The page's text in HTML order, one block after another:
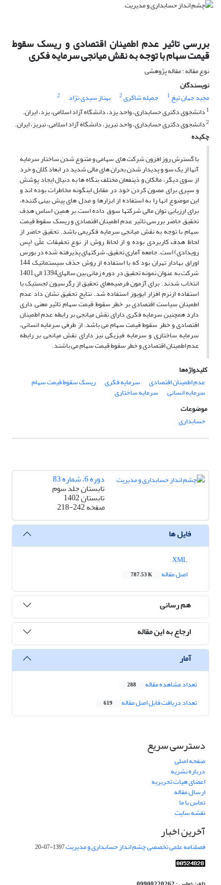
بررسی تاثیر عدم اطمینان اقتصادی و ریسک سقوط
قیمت سهام با توجه به نقش میانجی سرمایه فکری
نوع مقاله : مقاله پژوهشی
نویسندگان
مجید جهان تیغ 1 جمیله شاکری2 بهناز سیدی نژاد
2
1 دانشجوی دکتری حسابداری، واحد یزد، دانشگاه آزاد اسلامی، یزد، ایران.
2دانشجوی دکتری حسابداری، واحد تبریز، دانشگاه آزاد اسلامی، تبریز، ایران.
چکیده
با گسترش روز افزون شرکت های سهامی و متنوع شدن ساختار سرمایه
آنها از یک سو و پدیدار شدن بحران های مالی شدید در ابعاد کلان و خرد
از سوی دیگر، مالکان و ذینفعان مختلف بنگاه ها به دنیال ایجاد پوشش
و سپری برای مصون کردن خود در مقابل اینگونه مخاطرات بوده اند و
این موضوع انها را به استفاده از ابزارها و مدل های پیش بینی کننده،
برای ارزیابی توان مالی شرکتها سوق داده است.بر همین اساس هدف
تحقیق حاضر بررسی تاثیر عدم اطمینان اقتصادی و ریسک سقوط قیمت
سهام با توجه به نقش میانجی سرمایه فکریمی باشد. تحقیق حاضر از
لحاظ هدف کاربردی بوده و از لحاظ روش از نوع تحقیقات علّی (پس
رویدادی) است. جامعه آماری تحقیق، شرکتهای پذیرفته شده در بورس
اوراق بهادار تهران بود که با استفاده از روش حذف سیستماتیک 144
شرکت به عنوان نمونه تحقیق در دوره زمانی بین سالهای1394 الی 1401
انتخاب شدند. برای آزمون فرضیه‌های تحقیق از رگرسیون لجستیک با
استفاده ازنرم افزار ایویوز استفاده شد. نتایج تحقیق نشان داد عدم
اطمینان سیاست اقتصادی بر خطر سقوط قیمت سهام تاثیر معنی داری
دارد همچنین سرمایه فکری دارای نقش میانجی بر رابطه عدم اطمینان
اقتصادی و خطر سقوط قیمت سهام می باشد. از طرفی سرمایه انسانی،
سرمایه ساختاری و سرمایه فیزیکی نیز دارای نقش میانجی بر رابطه
عدم اطمینان اقتصادی و خطر سقوط قیمت سهام می باشند.
کلیدواژه‌ها
عدم اطمینان اقتصادی
سرمایه فکری ریسک سقوط قیمت سهام
سرمایه انسانی
سرمایه ساختاری
موضوعات
حسابداری
دوره 6، شماره 83
تابستان جلد سوم
تابستان 1402
صفحه218-242
فایل ها
اصل مقاله
787.53 K
هم رسانی
ارجاع به این مقاله
آمار
تعداد مشاهده مقاله 288
تعداد دریافت فایل اصل مقاله 619
دسترسی سریع
صفحه اصلی
درباره نشریه
اعضای هیات تحریریه
ارسال مقاله
تماس با ما
نقشه سایت
آخرین اخبار
فصلنامه علمی تخصصی چشم انداز حسابداری و مدیریت1397-07-20